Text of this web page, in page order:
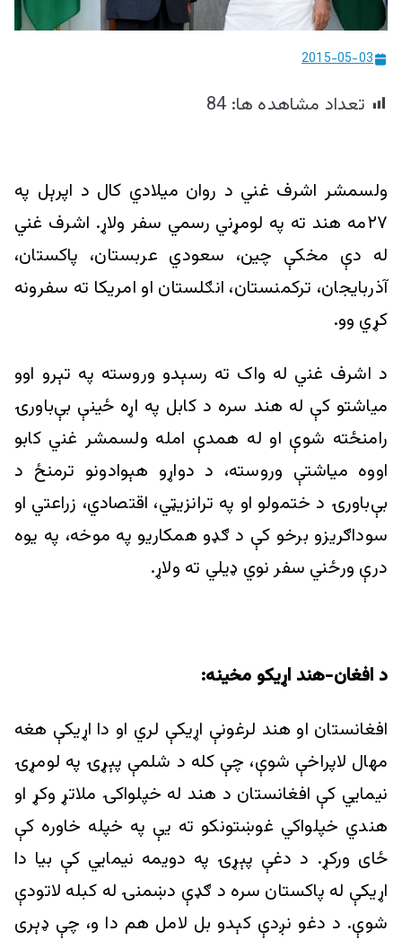
ییزو څېړنو
2015-05-03
تعداد مشاهده ها: 84
ولسمشر اشرف غني د روان میلادي کال د اپرېل په
۲۷مه هند ته په لومړني رسمي سفر ولاړ. اشرف غني
له دې مخکې چین، سعودي عربستان، پاکستان،
آذربایجان، ترکمنستان، انګلستان او امریکا ته سفرونه
کړي وو.
د اشرف غني له واک ته رسېدو وروسته په تېرو اوو
مياشتو کې له هند سره د کابل په اړه ځينې بې‌باورۍ
رامنځته شوې او له همدې امله ولسمشر غني کابو
اووه مياشتې وروسته، د دواړو هېوادونو ترمنځ د
بې‌باورۍ د ختمولو او په ترانزيټي، اقتصادي، زراعتي او
سوداګريزو برخو کې د ګډو همکاريو په موخه، په يوه
درې ورځني سفر نوي ډيلي ته ولاړ.
د افغان-هند اړيکو مخينه:
افغانستان او هند لرغونې اړيکې لري او دا اړيکې هغه
مهال لاپراخې شوې، چې کله د شلمې پېړۍ په لومړۍ
نیمايي کې افغانستان د هند له خپلواکۍ ملاتړ وکړ او
هندي خپلواکي غوښتونکو ته یې په خپله خاوره کې
ځای ورکړ. د دغې پېړۍ په دویمه نیمايي کې بيا دا
اړیکې له پاکستان سره د ګډې دښمنۍ له کبله لاتودې
شوې. د دغو نږدې کېدو بل لامل هم دا و، چې ډېری